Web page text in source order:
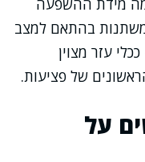
מה מידת ההשפעה
משתנות בהתאם למצב
עזר מצוין
של פציעות.
על